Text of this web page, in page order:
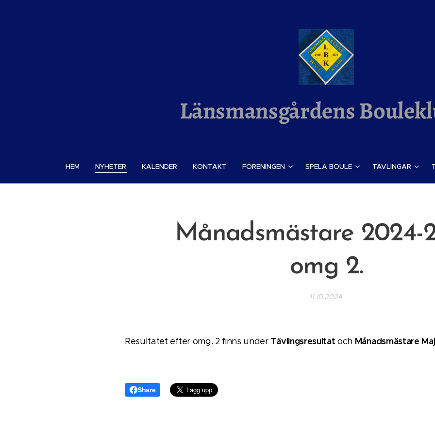
Länsmansgårdens
HEM NYHETER KALENDER KONTAKT FÖRENINGEN SPELA BOULE TÄVLINGAR
Månadsmästare 2024-
omg 2.
11.10.2024
Resultatet efter omg. 2 finns under Tävlingsresultatoch Månadsmästare
Share